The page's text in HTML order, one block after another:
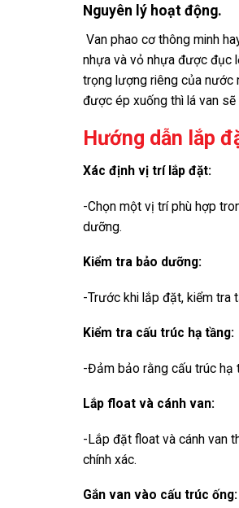
Nguyên lý hoạt động.
Van phao cơ thông minh
nhựa và vỏ nhựa được đục
trọng lượng riêng của nước
được ép xuống thì lá van
Hướng dẫn lắp
Xác định vị trí lắp đặt:
-Chọn một vị trí phù hợp
dưỡng.
Kiểm tra bảo dưỡng:
-Trước khi lắp đặt, kiểm tra
Kiểm tra cấu trúc hạ tầng:
-Đảm bảo rằng cấu trúc hạ
Lắp float và cánh van:
-Lắp đặt float và cánh van
chính xác.
Gắn van vào cấu trúc ống: